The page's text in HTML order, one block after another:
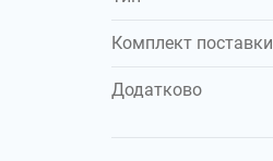
Комплект поставки
Додатково